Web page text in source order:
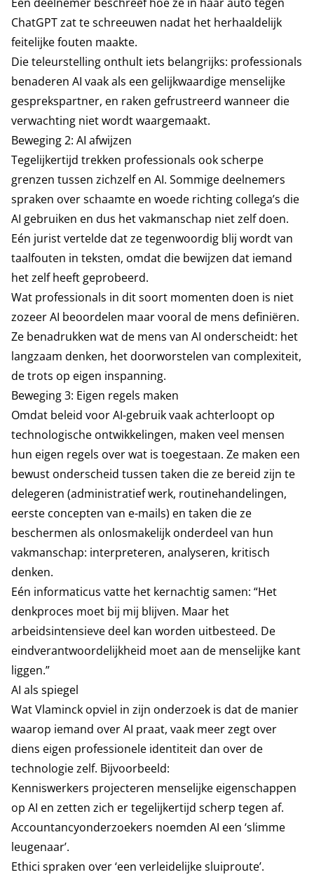
ChatGPT zat te schreeuwen nadat het herhaaldelijk
feitelijke fouten maakte.
Die teleurstelling onthult iets belangrijks: professionals
benaderen AI vaak als een gelijkwaardige menselijke
gesprekspartner, en raken gefrustreerd wanneer die
verwachting niet wordt waargemaakt.
Beweging 2: AI afwijzen
Tegelijkertijd trekken professionals ook scherpe
grenzen tussen zichzelf en AI. Sommige deelnemers
spraken over schaamte en woede richting collega’s die
AI gebruiken en dus het vakmanschap niet zelf doen.
Eén jurist vertelde dat ze tegenwoordig blij wordt van
taalfouten in teksten, omdat die bewijzen dat iemand
het zelf heeft geprobeerd.
Wat professionals in dit soort momenten doen is niet
zozeer AI beoordelen maar vooral de mens definiëren.
Ze benadrukken wat de mens van AI onderscheidt: het
langzaam denken, het doorworstelen van complexiteit,
de trots op eigen inspanning.
Beweging 3: Eigen regels maken
Omdat beleid voor AI-gebruik vaak achterloopt op
technologische ontwikkelingen, maken veel mensen
hun eigen regels over wat is toegestaan. Ze maken een
bewust onderscheid tussen taken die ze bereid zijn te
delegeren (administratief werk, routinehandelingen,
eerste concepten van e-mails) en taken die ze
beschermen als onlosmakelijk onderdeel van hun
vakmanschap: interpreteren, analyseren, kritisch
denken.
Eén informaticus vatte het kernachtig samen: “Het
denkproces moet bij mij blijven. Maar het
arbeidsintensieve deel kan worden uitbesteed. De
eindverantwoordelijkheid moet aan de menselijke kant
liggen.”
AI als spiegel
Wat Vlaminck opviel in zijn onderzoek is dat de manier
waarop iemand over AI praat, vaak meer zegt over
diens eigen professionele identiteit dan over de
technologie zelf. Bijvoorbeeld:
Kenniswerkers projecteren menselijke eigenschappen
op AI en zetten zich er tegelijkertijd scherp tegen af.
Accountancyonderzoekers noemden AI een ‘slimme
leugenaar’.
Ethici spraken over ‘een verleidelijke sluiproute’.